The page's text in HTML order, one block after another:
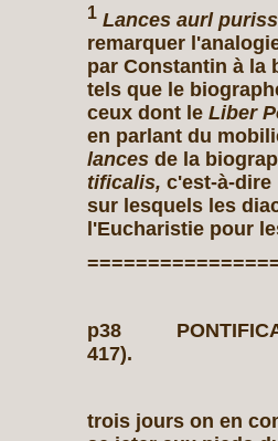
1 Lances aurl
remarquer
par Constantin à la
tels que le
ceux dont le Liber
en parlant du
lances de la
tificalis, c'est-à-dire
sur lesquels les
l'Eucharistie pour
p38
417).
trois jours on en